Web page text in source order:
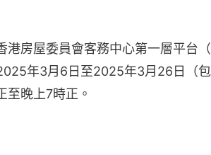
房屋委員會客務中心第一層平台
年3月6日至2025年3月26日（
至晚上7時正。